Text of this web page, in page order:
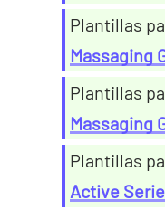
Plantillas
Massaging
Plantillas
Massaging
Plantillas
Active